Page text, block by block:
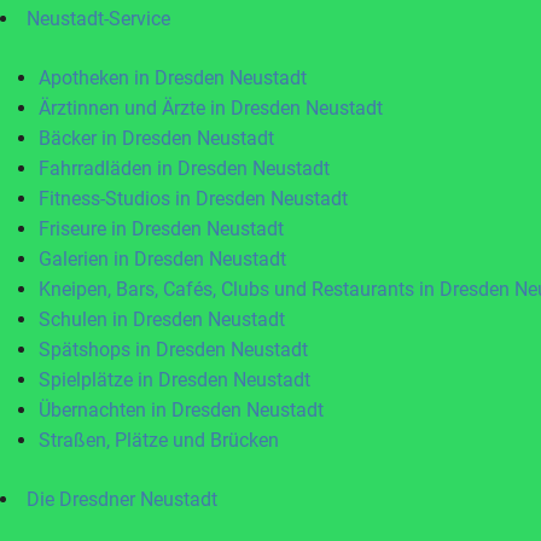
Neustadt-Service
Apotheken in Dresden Neustadt
Ärztinnen und Ärzte in Dresden Neustadt
Bäcker in Dresden Neustadt
Fahrradläden in Dresden Neustadt
Fitness-Studios in Dresden Neustadt
Friseure in Dresden Neustadt
Galerien in Dresden Neustadt
Kneipen, Bars, Cafés, Clubs und Restaurants in Dresden
Schulen in Dresden Neustadt
Spätshops in Dresden Neustadt
Spielplätze in Dresden Neustadt
Übernachten in Dresden Neustadt
Straßen, Plätze und Brücken
Die Dresdner Neustadt